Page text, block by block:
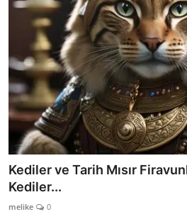
Kediler ve Tarih Mısır
Kediler...
melike 0